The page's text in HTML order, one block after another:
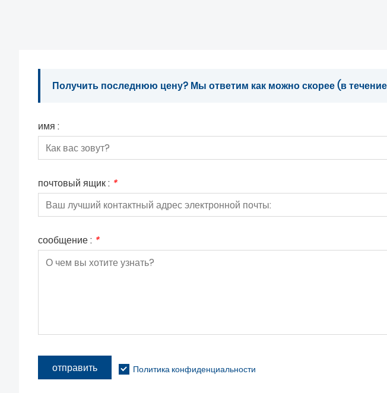
Получить последнюю цену? Мы ответим как можно скорее (в течение
имя :
почтовый ящик : *
сообщение : *
отправить Политика конфиденциальности